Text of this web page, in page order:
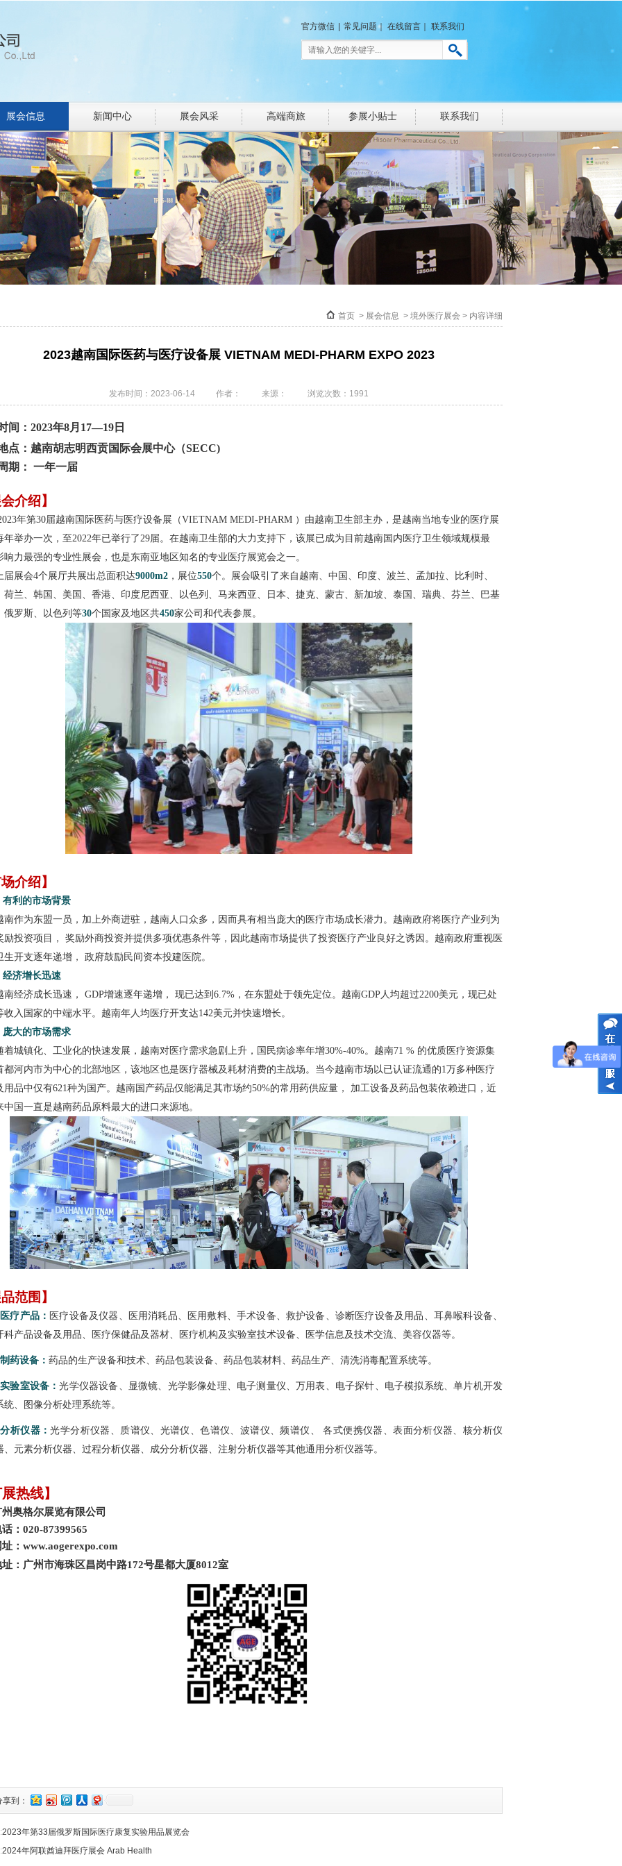
官方微信 常见问题｜ 在线留言 联系我们
展会信息 新闻中心 展会风采 高端商旅 参展小贴士 联系我们
首页 > 展会信息 > 境外医疗展会 > 内容详细
2023越南国际医药与医疗设备展 VIETNAM MEDI-PHARM EXPO 2023
发布时间：2023-06-14 作者： 来源： 浏览次数：1991
间： 2023年8月17—19日
点：越南胡志明西贡国际会展中心（SECC)
期： 一年一届
介绍】
年第30届越南国际医药与医疗设备展（VIETNAM MEDI-PHARM ）由越南卫生部主办，是越南当地专业的医疗展
年举办一次，至2022年已举行了29届。在越南卫生部的大力支持下，该展已成为目前越南国内医疗卫生领域规模最
响力最强的专业性展会，也是东南亚地区知名的专业医疗展览会之一。
届展会4个展厅共展出总面积达9000m2 ，展位550个。展会吸引了来自越南、中国、印度、波兰、孟加拉、比利时、
荷兰、韩国、美国、香港、印度尼西亚、以色列、马来西亚、日本、捷克、蒙古、新加坡、泰国、瑞典、芬兰、巴基
俄罗斯、以色列等30个国家及地区共450家公司和代表参展。
介绍】
有利的市场背景
南作为东盟一员，加上外商进驻，越南人口众多，因而具有相当庞大的医疗市场成长潜力。越南政府将医疗产业列为
励投资项目，
奖励外商投资并提供多项优惠条件等，因此越南市场提供了投资医疗产业良好之诱因。越南政府重视医
生开支逐年递增，
政府鼓励民间资本投建医院。
经济增长迅速
南经济成长迅速，
GDP增速逐年递增， 现已达到6.7%，在东盟处于领先定位。越南GDP人均超过2200美元，现已处
收入国家的中端水平。越南年人均医疗开支达142美元并快速增长。
庞大的市场需求
着城镇化、工业化的快速发展，越南对医疗需求急剧上升，国民病诊率年增30%-40%。越南71 % 的优质医疗资源集
都河内市为中心的北部地区，该地区也是医疗器械及耗材消费的主战场。当今越南市场以已认证流通的1万多种医疗
用品中仅有621种为国产。越南国产药品仅能满足其市场约50%的常用药供应量， 加工设备及药品包装依赖进口，近
中国一直是越南药品原料最大的进口来源地。
范围】
医疗产品： 医疗设备及仪器、医用消耗品、医用敷料、手术设备、救护设备、诊断医疗设备及用品、耳鼻喉科设备、
科产品设备及用品、医疗保健品及器材、医疗机构及实验室技术设备、医学信息及技术交流、美容仪器等。
制药设备： 药品的生产设备和技术、药品包装设备、药品包装材料、药品生产、清洗消毒配置系统等。
实验室设备：光学仪器设备、显微镜、光学影像处理、电子测量仪、万用表、电子探针、电子模拟系统、单片机开发
统、图像分析处理系统等。
分析仪器：光学分析仪器、质谱仪、光谱仪、色谱仪、波谱仪、频谱仪、
各式便携仪器、表面分析仪器、核分析仪
、元素分析仪器、过程分析仪器、成分分析仪器、注射分析仪器等其他通用分析仪器等。
热线】
州奥格尔展览有限公司
：020-87399565
： www.aogerexpo.com
址：广州市海珠区昌岗中路172号星都大厦8012室
享到：
2023年第33届俄罗斯国际医疗康复实验用品展览会
2024年阿联酋迪拜医疗展会 Arab Health